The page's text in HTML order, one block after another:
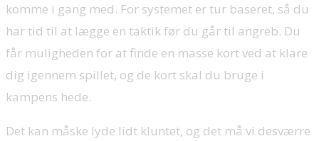
komme i gang med. For systemet er tur baseret, så du
har tid til at lægge en taktik før du går til angreb. Du
får muligheden for at finde en masse kort ved at klare
dig igennem spillet, og de kort skal du bruge i
kampens hede.
Det kan måske lyde lidt kluntet, og det må vi desværre